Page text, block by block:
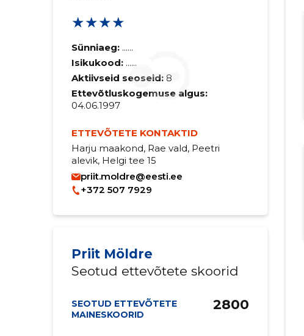
★★★★
Sünniaeg: ......
Isikukood: ......
Aktiivseid seoseid: 8
Ettevõtluskogemuse algus:
04.06.1997
ETTEVÕTETE KONTAKTID
Harju maakond, Rae vald, Peetri
alevik, Helgi tee 15
priit.moldre@eesti.ee
+372 507 7929
Priit Möldre
Seotud ettevõtete skoorid
SEOTUD ETTEVÕTETE
MAINESKOORID
2800